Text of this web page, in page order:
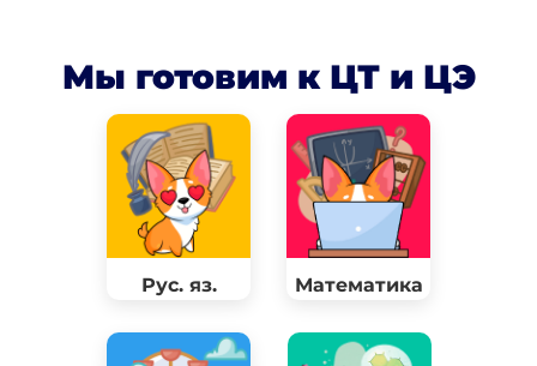
Рус. яз. Математика
Мы готовим к ЦТ и ЦЭ